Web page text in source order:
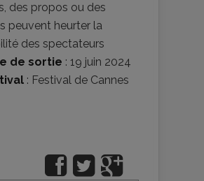
des propos ou des
peuvent heurter la
des spectateurs
de sortie : 19 juin 2024
: Festival de Cannes